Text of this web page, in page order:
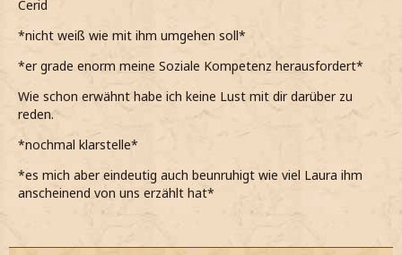
Cerid
*nicht weiß wie mit ihm umgehen soll*
*er grade enorm meine Soziale Kompetenz herausfordert*
Wie schon erwähnt habe ich keine Lust mit dir darüber zu
reden.
*nochmal klarstelle*
*es mich aber eindeutig auch beunruhigt wie viel Laura ihm
anscheinend von uns erzählt hat*